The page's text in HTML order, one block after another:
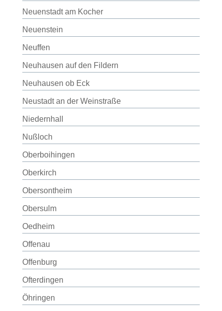
Neuenstadt am Kocher
Neuenstein
Neuffen
Neuhausen auf den Fildern
Neuhausen ob Eck
Neustadt an der Weinstraße
Niedernhall
Nußloch
Oberboihingen
Oberkirch
Obersontheim
Obersulm
Oedheim
Offenau
Offenburg
Ofterdingen
Öhringen